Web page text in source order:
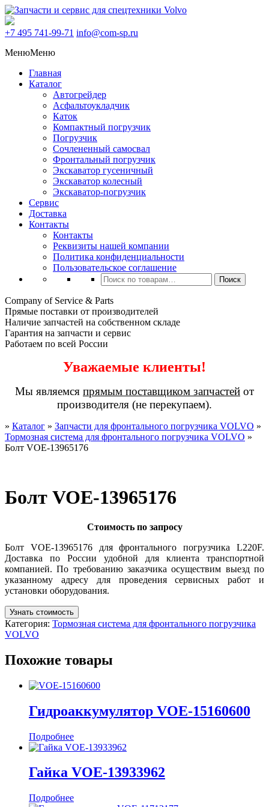
+7 495 741-99-71 info@com-sp.ru
МенюМеню
Главная
Каталог
Автогрейдер
Асфальтоукладчик
Каток
Компактный погрузчик
Погрузчик
Сочлененный самосвал
Фронтальный погрузчик
Экскаватор гусеничный
Экскаватор колесный
Экскаватор-погрузчик
Сервис
Доставка
Контакты
Контакты
Реквизиты нашей компании
Политика конфиденциальности
Пользовательское соглашение
Искать:
Поиск
Company of Service & Parts
Прямые поставки от производителей
Наличие запчастей на собственном складе
Гарантия на запчасти и сервис
Работаем по всей России
Уважаемые клиенты!
Мы являемся прямым поставщиком запчастей от
производителя (не перекупаем).
» Каталог » Запчасти для фронтального погрузчика VOLVO »
Тормозная система для фронтального погрузчика VOLVO »
Болт VOE-13965176
Болт VOE-13965176
Стоимость по запросу
Болт VOE-13965176 для фронтального погрузчика L220F.
Доставка по России удобной для клиента транспортной
компанией. По требованию заказчика осуществим выезд по
указанному адресу для проведения сервисных работ и
установки оборудования.
Узнать стоимость
Категория: Тормозная система для фронтального погрузчика
VOLVO
Похожие товары
Гидроаккумулятор VOE-15160600
Подробнее
Гайка VOE-13933962
Подробнее